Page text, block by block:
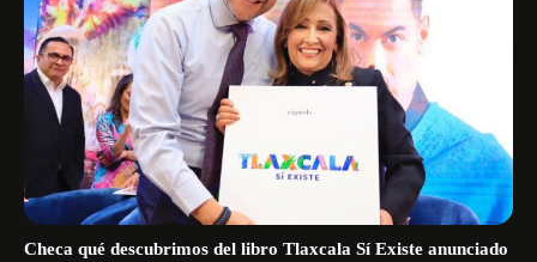
Checa qué descubrimos del libro Tlaxcala Sí Existe anunciado